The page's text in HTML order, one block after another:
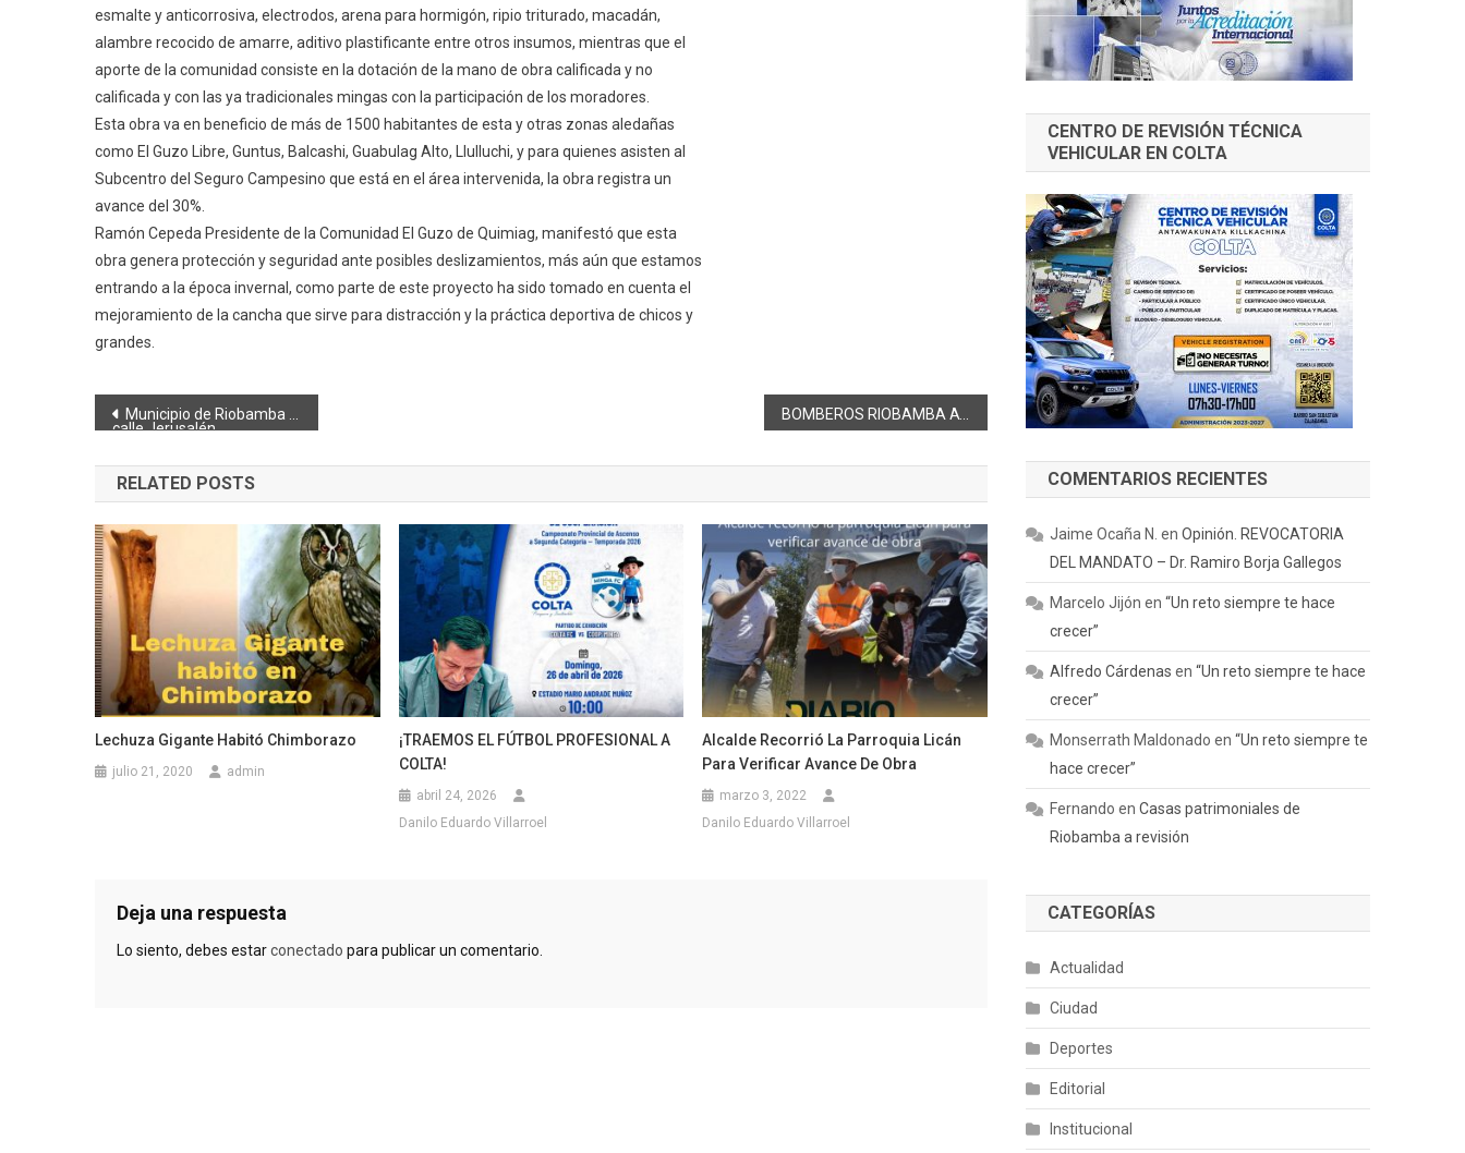
esmalte y anticorrosiva, electrodos, arena para hormigón, ripio triturado, macadán,
alambre recocido de amarre, aditivo plastificante entre otros insumos, mientras que el
aporte de la comunidad consiste en la dotación de la mano de obra calificada y no
calificada y con las ya tradicionales mingas con la participación de los moradores.
Esta obra va en beneficio de más de 1500 habitantes de esta y otras zonas aledañas
como El Guzo Libre, Guntus, Balcashi, Guabulag Alto, Llulluchi, y para quienes asisten al
Subcentro del Seguro Campesino que está en el área intervenida, la obra registra un
avance del 30%.
Ramón Cepeda Presidente de la Comunidad El Guzo de Quimiag, manifestó que esta
obra genera protección y seguridad ante posibles deslizamientos, más aún que estamos
entrando a la época invernal, como parte de este proyecto ha sido tomado en cuenta el
mejoramiento de la cancha que sirve para distracción y la práctica deportiva de chicos y
grandes.
Navegación
de
entradas
Municipio de Riobamba culmina la construcción del adoquinado de la
calle Jerusalén
RELATED POSTS
Lechuza Gigante Habitó Chimborazo
julio 21, 2020 admin
¡TRAEMOS EL FÚTBOL PROFESIONAL A
COLTA!
abril 24, 2026
Danilo Eduardo Villarroel
Alcalde Recorrió La Parroquia Licán
Para Verificar Avance De Obra
marzo 3, 2022
Danilo Eduardo Villarroel
Deja una respuesta
Lo siento, debes estarconectado para publicar un comentario.
CENTRO DE REVISIÓN TÉCNICA
VEHICULAR EN COLTA
COMENTARIOS RECIENTES
Jaime Ocaña N. enOpinión. REVOCATORIA
DEL MANDATO – Dr. Ramiro Borja Gallegos
Marcelo Jijón en“Un reto siempre te hace
crecer”
Alfredo Cárdenas en“Un reto siempre te hace
crecer”
Monserrath Maldonado en“Un reto siempre te
hace crecer”
Fernando enCasas patrimoniales de
Riobamba a revisión
CATEGORÍAS
Actualidad
Ciudad
Deportes
Editorial
Institucional